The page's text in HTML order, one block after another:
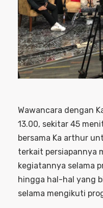
Wawancara dengan
13.00, sekitar 45
bersama Ka arthur
terkait persiapannya
kegiatannya selama
hingga hal-hal yang
selama mengikuti